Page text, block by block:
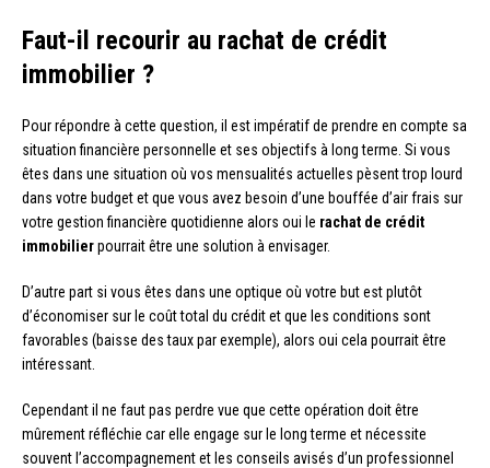
Faut-il recourir au rachat de crédit
immobilier ?
Pour répondre à cette question, il est impératif de prendre en compte sa
situation financière personnelle et ses objectifs à long terme. Si vous
êtes dans une situation où vos mensualités actuelles pèsent trop lourd
dans votre budget et que vous avez besoin d’une bouffée d’air frais sur
votre gestion financière quotidienne alors oui le rachat de crédit
immobilierpourrait être une solution à envisager.
D’autre part si vous êtes dans une optique où votre but est plutôt
d’économiser sur le coût total du crédit et que les conditions sont
favorables (baisse des taux par exemple), alors oui cela pourrait être
intéressant.
Cependant il ne faut pas perdre vue que cette opération doit être
mûrement réfléchie car elle engage sur le long terme et nécessite
souvent l’accompagnement et les conseils avisés d’un professionnel